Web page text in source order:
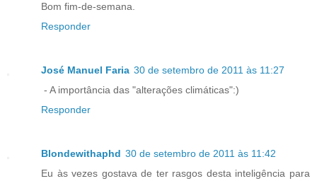
Bom fim-de-semana.
Responder
José Manuel Faria 30 de setembro de 2011 às 11:27
- A importância das "alterações climáticas":)
Responder
Blondewithaphd 30 de setembro de 2011 às 11:42
Eu às vezes gostava de ter rasgos desta inteligência para